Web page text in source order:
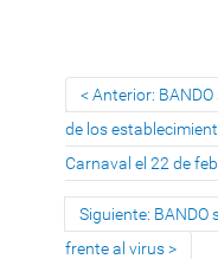
Anterior:
de los
Carnaval el 22 de
Siguiente:
frente al virus